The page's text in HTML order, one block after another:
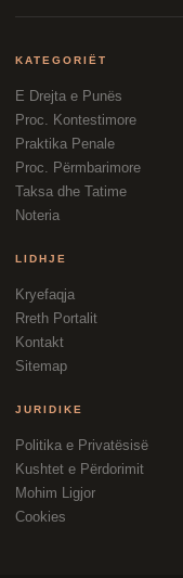
KATEGORIËT
E Drejta e Punës
Proc. Kontestimore
Praktika Penale
Proc. Përmbarimore
Taksa dhe Tatime
Noteria
LIDHJE
Kryefaqja
Rreth Portalit
Kontakt
Sitemap
JURIDIKE
Politika e Privatësisë
Kushtet e Përdorimit
Mohim Ligjor
Cookies